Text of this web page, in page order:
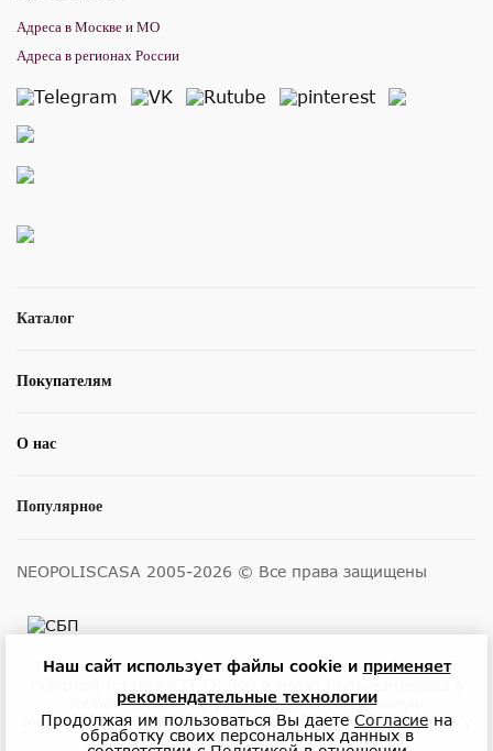
Каталог
Покупателям
О нас
Популярное
Адреса в Москве и МО
Адреса в регионах России
NEOPOLISCASA 2005-2026 © Все права защищены
Размещенные на сайте цены не являются публичной
любое время без уведомления. Актуальную
информацию о ценах и наличии товара можно узнать у
менеджеров по телефону или в салонах.
Наш сайт использует файлы cookie и применяет
рекомендательные технологии
Продолжая им пользоваться Вы даете Согласие на
обработку своих персональных данных в